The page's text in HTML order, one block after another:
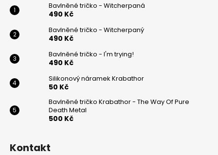
Bavlněné tričko - Witcherpaná
490 Kč
Bavlněné tričko - Witcherpaný
490 Kč
Bavlněné tričko - I'm trying!
490 Kč
Silikonový náramek Krabathor
50 Kč
Bavlněné tričko Krabathor - The Way Of Pure
Death Metal
500 Kč
Kontakt